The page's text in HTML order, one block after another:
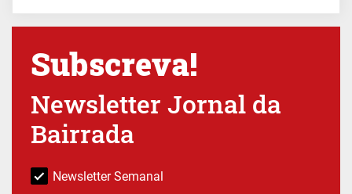
Subscreva!
Newsletter Jornal da
Bairrada
Newsletter Semanal